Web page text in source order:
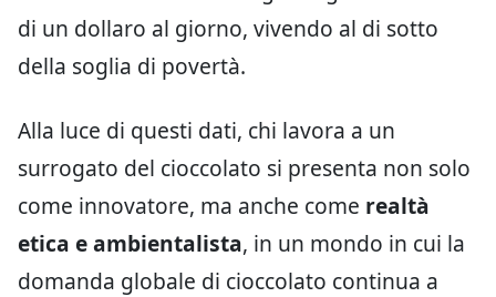
di un dollaro al giorno, vivendo al di sotto
della soglia di povertà.
Alla luce di questi dati, chi lavora a un
surrogato del cioccolato si presenta non solo
come innovatore, ma anche come realtà
etica e ambientalista, in un mondo in cui la
domanda globale di cioccolato continua a